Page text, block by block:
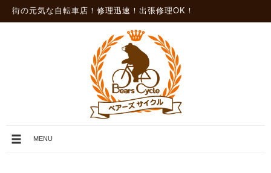
街の元気な自転車店！修理迅速！出張修理OK！
メ
MENU